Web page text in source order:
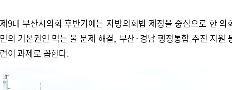
제9대 부산시의회 후반기에는 지방의회법 제정을 중심으로 한 의
민의 기본권인 먹는 물 문제 해결, 부산·경남 행정통합 추진 지원
련이 과제로 꼽힌다.